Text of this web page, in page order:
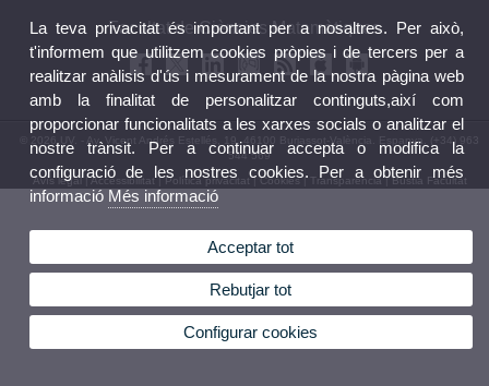
Facultat de Ciències Matemàtiques
© 2026 UV. - Av. Vicent Andrés Estellés, 19. 46100 Burjassot-València. Espanya. (+34) 963
544 569
Avís legal|Accessibilitat|Política privacitat|Cookies| Transparència|Bústia Facultat
La teva privacitat és important per a nosaltres. Per això,
t'informem que utilitzem cookies pròpies i de tercers per a
realitzar anàlisis d'ús i mesurament de la nostra pàgina web
amb la finalitat de personalitzar continguts,així com
proporcionar funcionalitats a les xarxes socials o analitzar el
nostre trànsit. Per a continuar accepta o modifica la
configuració de les nostres cookies. Per a obtenir més
informació Més informació
Acceptar tot
Rebutjar tot
Configurar cookies